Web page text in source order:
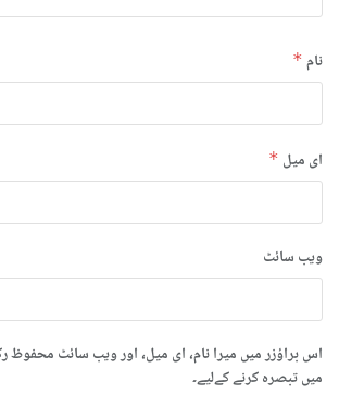
نام *
ای میل *
ویب‌ سائٹ
اس براؤزر میں میرا نام، ای میل، اور ویب سائٹ محفوظ
میں تبصرہ کرنے کےلیے۔